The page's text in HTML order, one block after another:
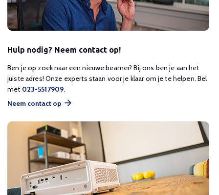
Hulp nodig? Neem contact op!
Ben je op zoek naar een nieuwe beamer? Bij ons ben je aan het
juiste adres! Onze experts staan voor je klaar om je te helpen. Bel
met 023-5517909.
Neem contact op